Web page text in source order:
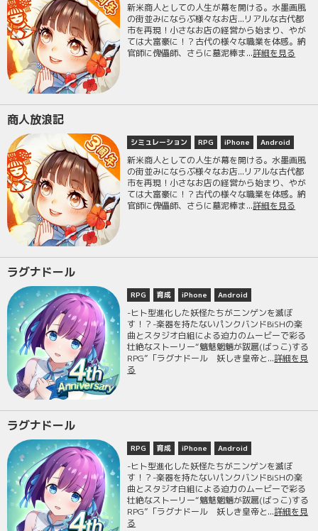
新米商人としての人生が幕を開ける。水墨画風
の街並みにならぶ様々なお店...リアルな古代都
市を再現！小さなお店の経営から始まり、やが
ては大富豪に！？古代の様々な職業を体感。納
官師に傀儡師、さらに墓泥棒ま...詳細を見る
商人放浪記
シミュレーション RPG iPhone Android
新米商人としての人生が幕を開ける。水墨画風
の街並みにならぶ様々なお店...リアルな古代都
市を再現！小さなお店の経営から始まり、やが
ては大富豪に！？古代の様々な職業を体感。納
官師に傀儡師、さらに墓泥棒ま...詳細を見る
ラグナドール
RPG 育成 iPhone Android
-ヒト型進化した妖怪たちがニンゲンを滅ぼ
す！？-楽器を持たないパンクバンドBiSHの楽
曲とスタジオ白組による迫力のムービーで彩る
壮絶なストーリー“魑魅魍魎が跋扈(ばっこ)する
RPG”「ラグナドール 妖しき皇帝と...詳細を見
る
ラグナドール
RPG 育成 iPhone Android
-ヒト型進化した妖怪たちがニンゲンを滅ぼ
す！？-楽器を持たないパンクバンドBiSHの楽
曲とスタジオ白組による迫力のムービーで彩る
壮絶なストーリー“魑魅魍魎が跋扈(ばっこ)する
RPG”「ラグナドール 妖しき皇帝と...詳細を見
る